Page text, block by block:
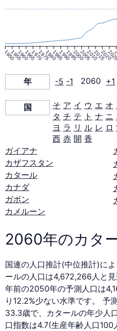
ミ
ッ
ド
2060
年
195019551960196519701975198019851990199520002005201020152020
年 -5 -1 2060 +1
国 そ ア イ ウ エ オ
タ チ テ ト ナ ニ
ヨ ラ リ ル レ ロ
西 赤 開 香
ガイアナ
カザフスタン
カタール
カナダ
ガボン
カメルーン
2060年のカタ
国連の人口推計(中位推計)に
ールの人口は4,672,266人と
年前の2050年の予測人口は
り12.2%少ない水準です。 予
33.3歳で、カタールの年少人
口指数は4.7(生産年齢人口100